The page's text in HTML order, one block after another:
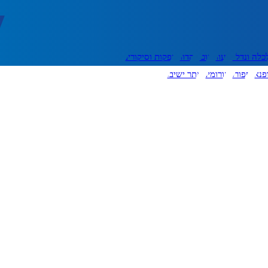
ונדל"ן דעות אוכל יהדות
הפקות וסיקורים
ספורט פורומים אתר ישיבה